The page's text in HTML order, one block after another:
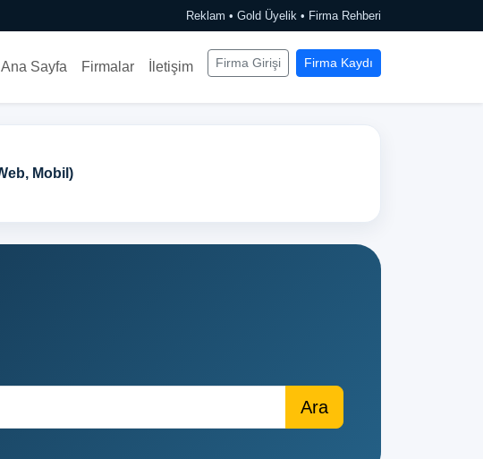
Reklam • Gold Üyelik • Firma Rehberi
Ana Sayfa Firmalar İletişim Firma Girişi Firma Kaydı
Ticari Set (Yeni Nesil Bulut Tabanlı Ön Muhasebe)